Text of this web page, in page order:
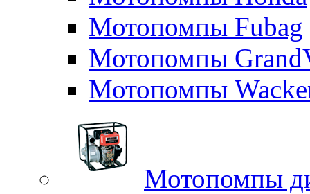
Мотопомпы Fubag
Мотопомпы
Мотопомпы
Мотопомпы